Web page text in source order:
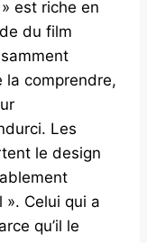
est riche en
du film
la comprendre,
Les
le design
». Celui qui a
qu’il le